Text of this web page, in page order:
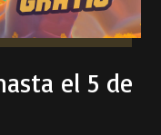
el 5 de